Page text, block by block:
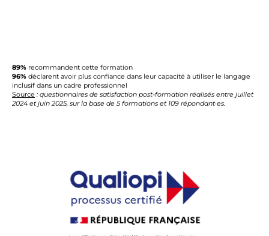
89% recommandent cette formation
96% déclarent avoir plus confiance dans leur capacité à utiliser le langage
inclusif dans un cadre professionnel
Source : questionnaires de satisfaction post-formation réalisés entre juillet
2024 et juin 2025, sur la base de 5 formations et 109 répondant·es.